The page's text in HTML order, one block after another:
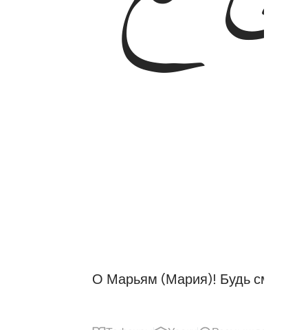
О Марьям (Мария)! Будь